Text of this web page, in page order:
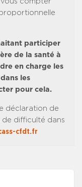
participer
de la santé à
en charge les
les
pour cela.
déclaration de
de difficulté dans
cfdt.fr